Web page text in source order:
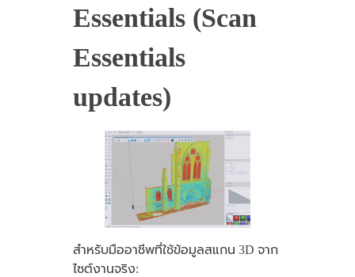
Essentials (Scan
Essentials
updates)
สำหรับมืออาชีพที่ใช้ข้อมูลสแกน 3D จาก
ไซต์งานจริง: